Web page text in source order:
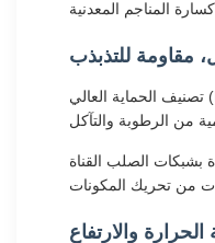
مقاومة للتذبذب
تصنيف الحماية العالي (IP54-IP65) يحتوي على بنية مغلقة بالكامل تحجب بشكل فعال دخول غبار الفحم ، في حين أن التصميم المقاوم للماء يتعامل مع سيناريوهات رش المياه تحت الأرض.حتى في بيئات عالية
بشبكات الصلب القناة
والارتفاع